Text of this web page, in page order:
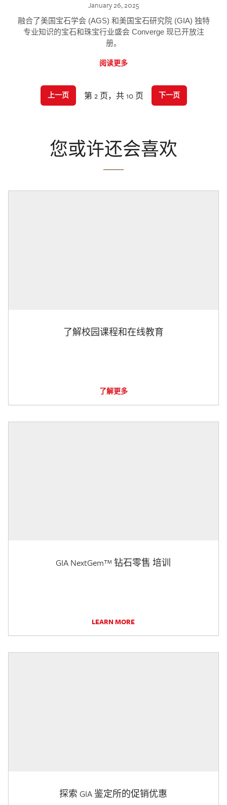
January 26, 2025
融合了美国宝石学会 (AGS) 和美国宝石研究院 (GIA) 独特
专业知识的宝石和珠宝行业盛会 Converge 现已开放注
册。
阅读更多
上一页 第 2 页，共 10 页 下一页
您或许还会喜欢
了解校园课程和在线教育
了解更多
GIA NextGem™ 钻石零售 培训
LEARN MORE
探索 GIA 鉴定所的促销优惠